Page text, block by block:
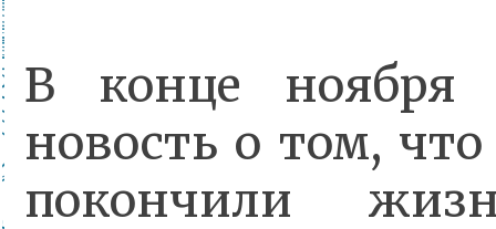
В конце ноября
новость о том,
покончили